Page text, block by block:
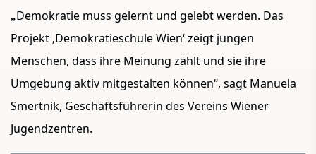
„Demokratie muss gelernt und gelebt werden. Das
Projekt ‚Demokratieschule Wien‘ zeigt jungen
Menschen, dass ihre Meinung zählt und sie ihre
Umgebung aktiv mitgestalten können“, sagt Manuela
Smertnik, Geschäftsführerin des Vereins Wiener
Jugendzentren.